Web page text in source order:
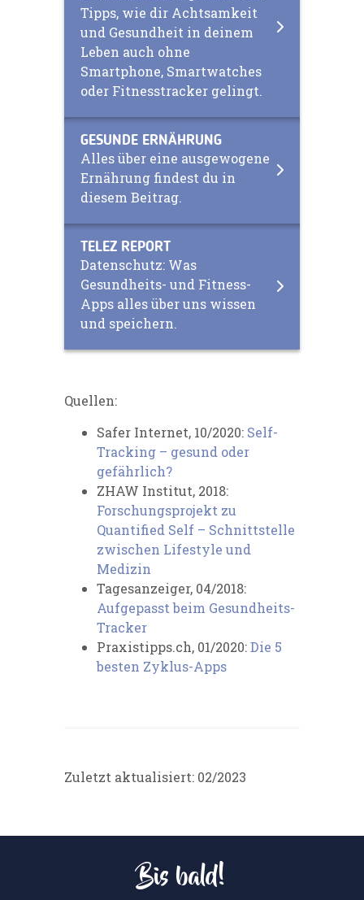
Tipps, wie dir Achtsamkeit
und Gesundheit in deinem
Leben auch ohne
Smartphone, Smartwatches
oder Fitnesstracker gelingt.
GESUNDE ERNÄHRUNG
Alles über eine ausgewogene
Ernährung findest du in
diesem Beitrag.
TELEZ REPORT
Datenschutz: Was
Gesundheits- und Fitness-
Apps alles über uns wissen
und speichern.
Quellen:
Safer Internet, 10/2020: Self-
Tracking – gesund oder
gefährlich?
ZHAW Institut, 2018:
Forschungsprojekt zu
Quantified Self – Schnittstelle
zwischen Lifestyle und
Medizin
Tagesanzeiger, 04/2018:
Aufgepasst beim Gesundheits-
Tracker
Praxistipps.ch, 01/2020:Die 5
besten Zyklus-Apps
Zuletzt aktualisiert: 02/2023
Bis bald!